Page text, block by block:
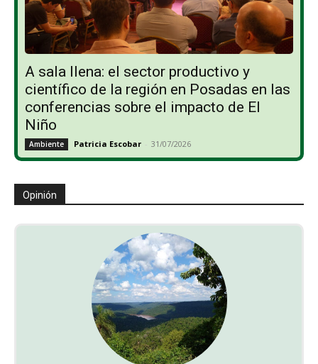
A sala llena: el sector productivo y
científico de la región en Posadas en las
conferencias sobre el impacto de El
Niño
Ambiente Patricia Escobar - 31/07/2026
Opinión